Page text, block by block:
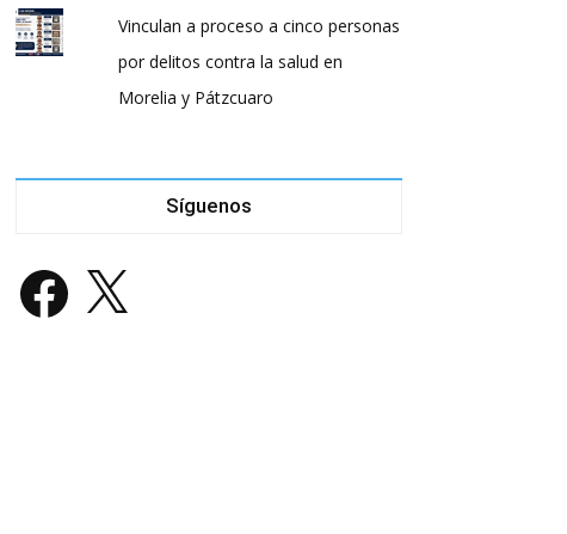
Vinculan a proceso a cinco personas
por delitos contra la salud en
Morelia y Pátzcuaro
Síguenos
Facebook